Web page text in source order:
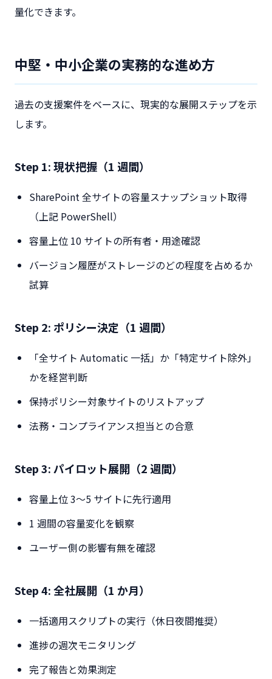
量化できます。
中堅・中小企業の実務的な進め方
過去の支援案件をベースに、現実的な展開ステップを示
します。
Step 1: 現状把握（1 週間）
SharePoint 全サイトの容量スナップショット取得
（上記 PowerShell）
容量上位 10 サイトの所有者・用途確認
バージョン履歴がストレージのどの程度を占めるか
試算
Step 2: ポリシー決定（1 週間）
「全サイト Automatic 一括」か「特定サイト除外」
かを経営判断
保持ポリシー対象サイトのリストアップ
法務・コンプライアンス担当との合意
Step 3: パイロット展開（2 週間）
容量上位 3〜5 サイトに先行適用
1 週間の容量変化を観察
ユーザー側の影響有無を確認
Step 4: 全社展開（1 か月）
一括適用スクリプトの実行（休日夜間推奨）
進捗の週次モニタリング
完了報告と効果測定